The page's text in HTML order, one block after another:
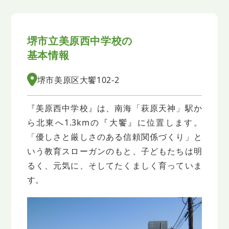
堺市立美原西中学校の
基本情報
堺市美原区大饗102-2
『美原西中学校』は、南海「萩原天神」駅か
ら北東へ1.3kmの『大饗』に位置します。
「優しさと厳しさのある信頼関係づくり」と
いう教育スローガンのもと、子どもたちは明
るく、元気に、そしてたくましく育っていま
す。